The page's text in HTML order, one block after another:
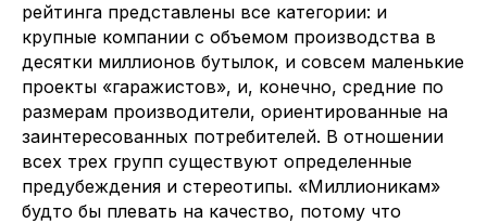
рейтинга представлены все категории: и
крупные компании с объемом производства в
десятки миллионов бутылок, и совсем маленькие
проекты «гаражистов», и, конечно, средние по
размерам производители, ориентированные на
заинтересованных потребителей. В отношении
всех трех групп существуют определенные
предубеждения и стереотипы. «Миллионикам»
будто бы плевать на качество, потому что